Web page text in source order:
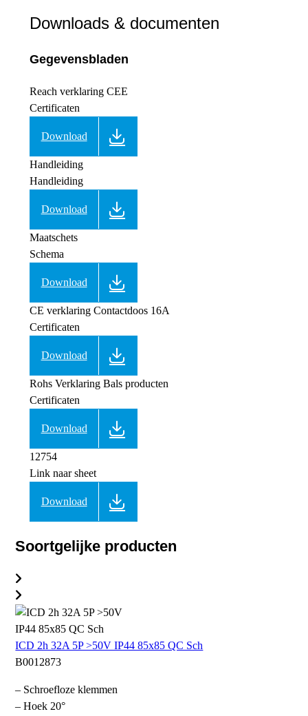
Downloads & documenten
Gegevensbladen
Reach verklaring CEE
Certificaten
Download
Handleiding
Handleiding
Download
Maatschets
Schema
Download
CE verklaring Contactdoos 16A
Certificaten
Download
Rohs Verklaring Bals producten
Certificaten
Download
12754
Link naar sheet
Download
Soortgelijke producten
ICD 2h 32A 5P >50V IP44 85x85 QC Sch
B0012873
– Schroefloze klemmen
– Hoek 20°